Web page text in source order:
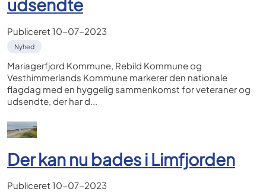
udsendte
Publiceret 10-07-2023
Nyhed
Mariagerfjord Kommune, Rebild Kommune og
Vesthimmerlands Kommune markerer den nationale
flagdag med en hyggelig sammenkomst for veteraner og
udsendte, der har d...
Der kan nu bades i Limfjorden
Publiceret 10-07-2023